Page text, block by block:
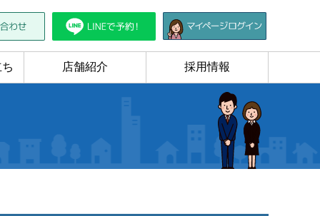
店舗紹介 採用情報